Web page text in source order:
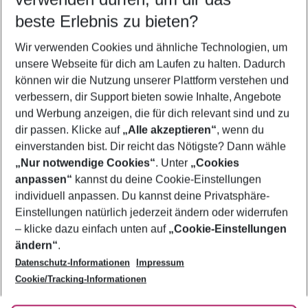
5-8 Nächte
2 Erwachsene Keine Kinder
Mehr Filter anzeigen
Footer
Footer navigation
Über uns
AGB
Bestpreisgarantie
Cookie-Einstellungen ändern
Cookie-Richtlinie
Agenturbetreuung
Barrierefreies Reisen
Folge uns
beste Erlebnis zu bieten?
Wir verwenden Cookies und ähnliche Technologien, um
unsere Webseite für dich am Laufen zu halten. Dadurch
können wir die Nutzung unserer Plattform verstehen und
verbessern, dir Support bieten sowie Inhalte, Angebote
und Werbung anzeigen, die für dich relevant sind und zu
dir passen. Klicke auf „Alle akzeptieren“, wenn du
einverstanden bist. Dir reicht das Nötigste? Dann wähle
„Nur notwendige Cookies“. Unter „Cookies
anpassen“ kannst du deine Cookie-Einstellungen
individuell anpassen. Du kannst deine Privatsphäre-
Einstellungen natürlich jederzeit ändern oder widerrufen
– klicke dazu einfach unten auf „Cookie-Einstellungen
ändern“.
Datenschutz-Informationen
Impressum
Cookie/Tracking-Informationen